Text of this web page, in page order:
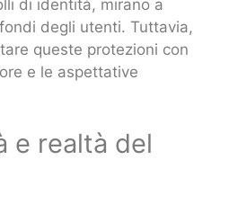
di identità, mirano a
degli utenti. Tuttavia,
queste protezioni con
e le aspettative
e realtà del